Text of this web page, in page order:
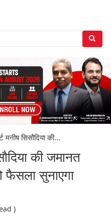
मनीष सिसौदिया की...
की जमानत
फैसला सुनाएगा
)